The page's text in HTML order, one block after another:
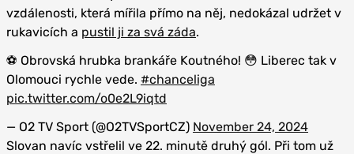
vzdálenosti, která mířila přímo na něj, nedokázal udržet v
rukavicích a pustil ji za svá záda.
⚽️ Obrovská hrubka brankáře Koutného! 😳 Liberec tak v
Olomouci rychle vede. #chanceliga
pic.twitter.com/o0e2L9iqtd
— O2 TV Sport (@O2TVSportCZ) November 24, 2024
Slovan navíc vstřelil ve 22. minutě druhý gól. Při tom už